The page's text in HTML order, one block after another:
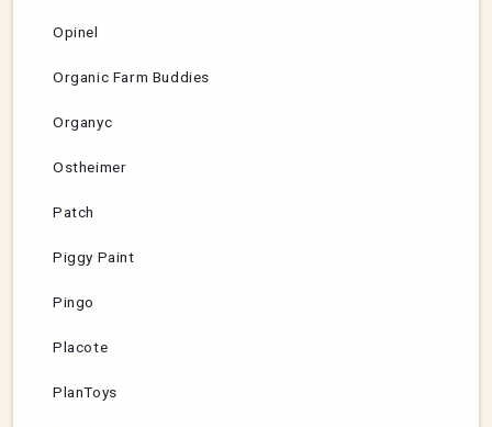
Opinel
Organic Farm Buddies
Organyc
Ostheimer
Patch
Piggy Paint
Pingo
Placote
PlanToys